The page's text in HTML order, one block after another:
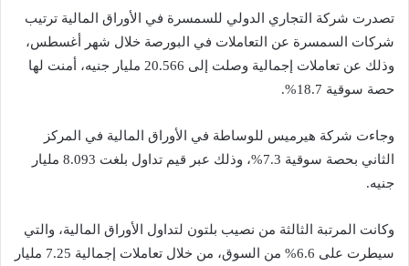
تصدرت شركة التجاري الدولي للسمسرة في الأوراق المالية ترتيب
شركات السمسرة عن التعاملات في البورصة خلال شهر أغسطس،
وذلك عن تعاملات إجمالية وصلت إلى 20.566 مليار جنيه، أمنت لها
حصة سوقية 18.7%.
وجاءت شركة هيرميس للوساطة في الأوراق المالية في المركز
الثاني بحصة سوقية 7.3%، وذلك عبر قيم تداول بلغت 8.093 مليار
جنيه.
وكانت المرتبة الثالثة من نصيب بلتون لتداول الأوراق المالية، والتي
سيطرت على 6.6% من السوق، من خلال تعاملات إجمالية 7.25 مليار